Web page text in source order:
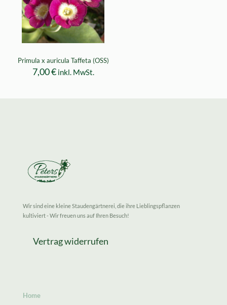
Primula x auricula Taffeta (OSS)
7,00€ inkl. MwSt.
Wir sind eine kleine Staudengärtnerei, die ihre Lieblingspflanzen
kultiviert - Wir freuen uns auf Ihren Besuch!
Vertrag widerrufen
Home